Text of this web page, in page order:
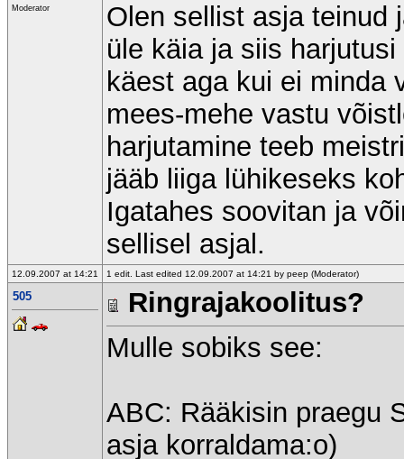
Moderator
Olen sellist asja teinud
üle käia ja siis
käest aga kui ei minda
mees-mehe vastu
harjutamine teeb
jääb liiga lühikeseks
Igatahes soovitan ja
sellisel asjal.
12.09.2007 at 14:21 1 edit. Last edited 12.09.2007 at 14:21 by peep (Moderator)
505
Ringrajakoolitus?
Mulle sobiks see:
ABC: Rääkisin praegu
asja korraldama:o)